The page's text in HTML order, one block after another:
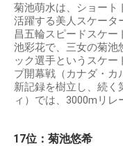
菊池萌水は、ショート
活躍する美人スケータ
昌五輪スピードスケー
池彩花で、三女の菊池
ック選手というスケー
プ開幕戦（カナダ・カ
新記録を樹立し、続く
ィ）では、3000mリレ
17位：菊池悠希